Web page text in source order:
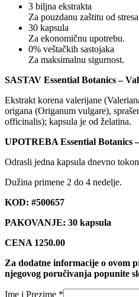
3 biljna ekstrakta
Za pouzdanu zaštitu od
30 kapsula
Za ekonomičnu upotrebu.
0% veštačkih sastojaka
Za maksimalnu sigurnost.
SASTAV Essential Botanics –
Ekstrakt korena valerijane
origana (Origanum vulgare),
officinalis); kapsula je od želatina.
UPOTREBA Essential Botanics
Odrasli jedna kapsula dnevno
Dužina primene 2 do 4 nedelje.
KOD: #500657
PAKOVANJE: 30 kapsula
CENA 1250.00
Za dodatne informacije o ovom
njegovog poručivanja popunite
Ime i Prezime *